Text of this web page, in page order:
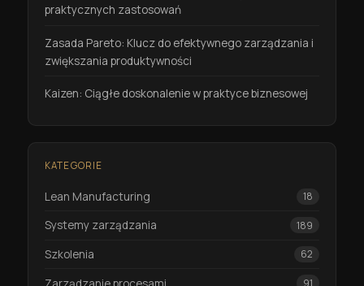
praktycznych zastosowań
Zasada Pareto: Klucz do efektywnego zarządzania i
zwiększania produktywności
Kaizen: Ciągłe doskonalenie w praktyce biznesowej
KATEGORIE
Lean Manufacturing 18
Systemy zarządzania 189
Szkolenia 62
91